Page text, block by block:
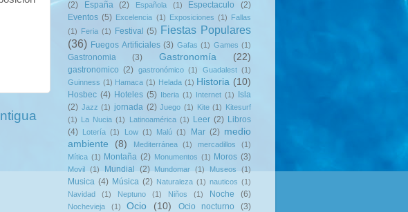
(2)
España (2) Española (1) Espectaculo
(2)
Eventos (5) Excelencia (1) Exposiciones (1) Fallas
(1) Feria (1) Festival (5) Fiestas Populares
(36) Fuegos Artificiales (3) Gafas (1) Games (1)
Gastronomia (3) Gastronomía (22)
gastronomico (2) gastronómico (1) Guadalest (1)
Guinness (1) Hamaca (1) Helada (1) Historia (10)
Hosbec (4) Hoteles (5) Iberia (1) Internet (1) Isla
(2) Jazz (1) jornada (2) Juego (1) Kite (1) Kitesurf
(1) La Nucia (1) Latinoamérica (1) Leer (2) Libros
(4) Lotería (1) Low (1) Malú (1) Mar (2) medio
ambiente
(8) Mediterránea (1) mercadillos
(1)
Mítica (1) Montaña (2) Monumentos (1) Moros (3)
Movil (1) Mundial (2) Mundomar (1) Museos (1)
Musica (4) Música (2) Naturaleza (1) nauticos (1)
Navidad
(1) Neptuno (1) Niños (1) Noche (6)
Nochevieja (1) Ocio (10) Ocio nocturno (3)